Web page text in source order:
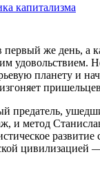
капитализма
первый же день, а
удовольствием.
планету и
предатель,
и метод
цивилизацией